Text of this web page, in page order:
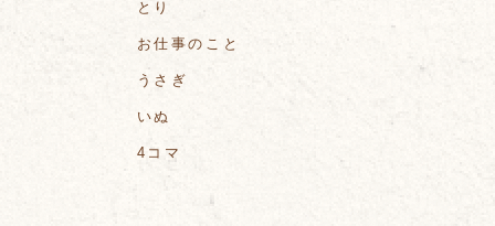
とり
お仕事のこと
うさぎ
いぬ
4コマ